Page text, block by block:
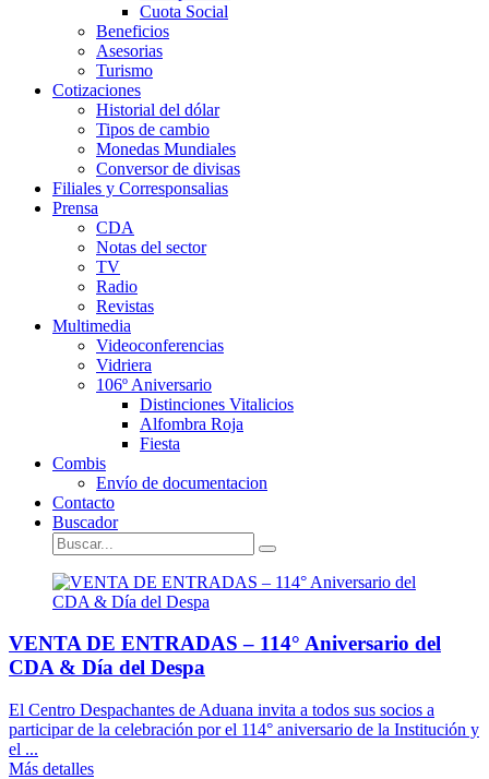
Cuota Social
Beneficios
Asesorias
Turismo
Cotizaciones
Historial del dólar
Tipos de cambio
Monedas Mundiales
Conversor de divisas
Filiales y Corresponsalias
Prensa
CDA
Notas del sector
TV
Radio
Revistas
Multimedia
Videoconferencias
Vidriera
106º Aniversario
Distinciones Vitalicios
Alfombra Roja
Fiesta
Combis
Envío de documentacion
Contacto
Buscador
VENTA DE ENTRADAS – 114° Aniversario del
CDA & Día del Despa
El Centro Despachantes de Aduana invita a todos sus socios a
participar de la celebración por el 114° aniversario de la Institución y
el ...
Más detalles